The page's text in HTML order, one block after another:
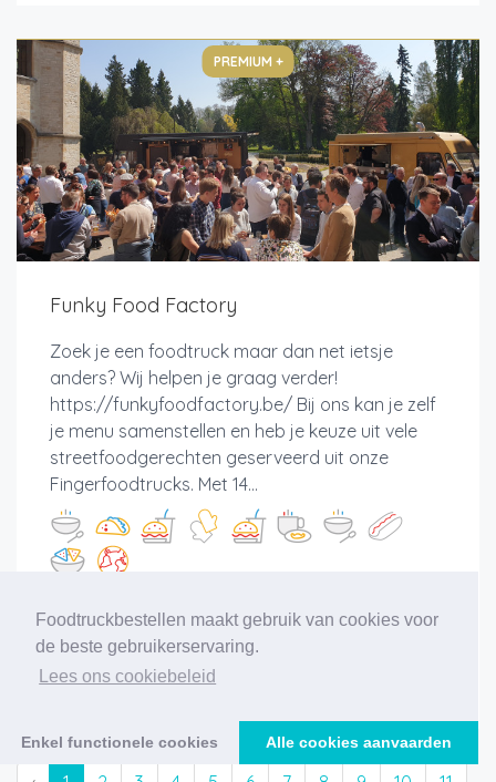
Foodtruckbestellen maakt gebruik van cookies voor
de beste gebruikerservaring.
Lees ons cookiebeleid
Enkel functionele cookies Alle cookies aanvaarden
PREMIUM +
Funky Food Factory
Zoek je een foodtruck maar dan net ietsje
anders? Wij helpen je graag verder!
https://funkyfoodfactory.be/ Bij ons kan je zelf
je menu samenstellen en heb je keuze uit vele
streetfoodgerechten geserveerd uit onze
Fingerfoodtrucks. Met 14...